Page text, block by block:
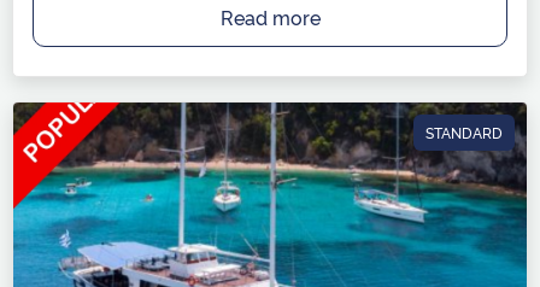
Read more
STANDARD